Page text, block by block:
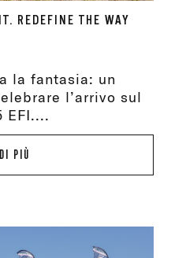
REDEFINE THE WAY
la fantasia: un
l’arrivo sul
EFI....
PIÙ